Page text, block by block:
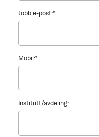
Jobb e-post:*
Mobil:*
Institutt/avdeling: